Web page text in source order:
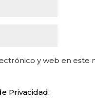
y web en este
Privacidad.